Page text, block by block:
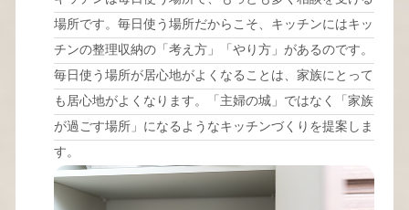
場所です。毎日使う場所だからこそ、キッチンにはキッ
チンの整理収納の「考え方」「やり方」があるのです。
毎日使う場所が居心地がよくなることは、家族にとって
も居心地がよくなります。「主婦の城」ではなく「家族
が過ごす場所」になるようなキッチンづくりを提案しま
す。